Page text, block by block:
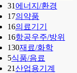
31 에너지/환경
17의약품
16의료기기
16항공우주/방위
130재료/화학
5식품/음료
21산업용기계